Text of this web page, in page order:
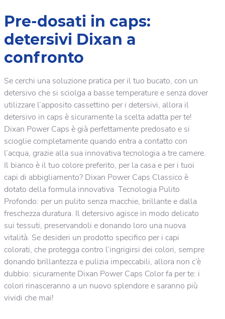
Pre-dosati in caps:
detersivi Dixan a
confronto
Se cerchi una soluzione pratica per il tuo bucato, con un
detersivo che si sciolga a basse temperature e senza dover
utilizzare l’apposito cassettino per i detersivi, allora il
detersivo in caps è sicuramente la scelta adatta per te!
Dixan Power Caps è già perfettamente predosato e si
scioglie completamente quando entra a contatto con
l’acqua, grazie alla sua innovativa tecnologia a tre camere.
Il bianco è il tuo colore preferito, per la casa e per i tuoi
capi di abbigliamento? Dixan Power Caps Classico è
dotato della formula innovativa Tecnologia Pulito
Profondo: per un pulito senza macchie, brillante e dalla
freschezza duratura. Il detersivo agisce in modo delicato
sui tessuti, preservandoli e donando loro una nuova
vitalità. Se desideri un prodotto specifico per i capi
colorati, che protegga contro l’ingrigirsi dei colori, sempre
donando brillantezza e pulizia impeccabili, allora non c’è
dubbio: sicuramente Dixan Power Caps Color fa per te: i
colori rinasceranno a un nuovo splendore e saranno più
vividi che mai!